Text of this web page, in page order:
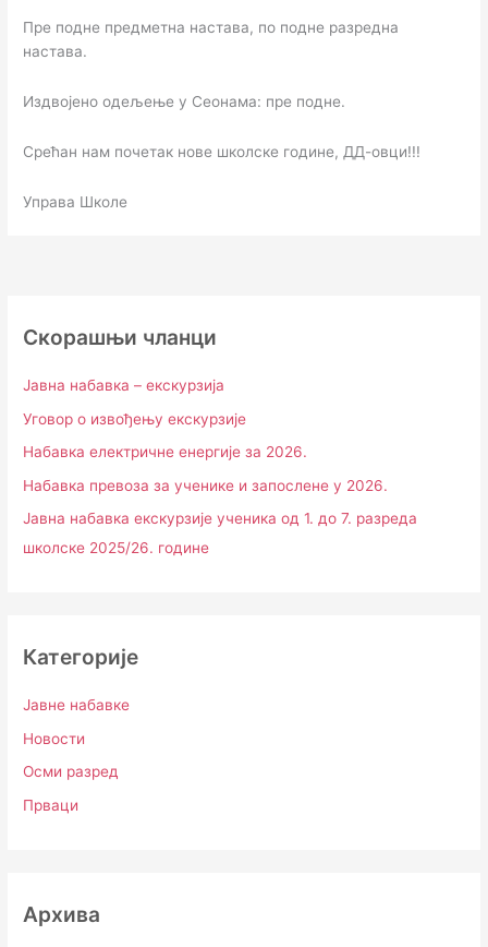
Пре подне предметна настава, по подне разредна
настава.
Издвојено одељење у Сеонама: пре подне.
Срећан нам почетак нове школске године, ДД-овци!!!
Управа Школе
Скорашњи чланци
Јавна набавка – екскурзија
Уговор о извођењу екскурзије
Набавка електричне енергије за 2026.
Набавка превоза за ученике и запослене у 2026.
Јавна набавка екскурзије ученика од 1. до 7. разреда
школске 2025/26. године
Категорије
Јавне набавке
Новости
Осми разред
Прваци
Архива